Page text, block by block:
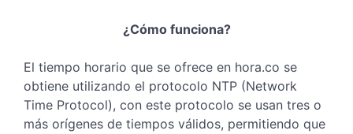
¿Cómo funciona?
El tiempo horario que se ofrece en hora.co se
obtiene utilizando el protocolo NTP (Network
Time Protocol), con este protocolo se usan tres o
más orígenes de tiempos válidos, permitiendo que